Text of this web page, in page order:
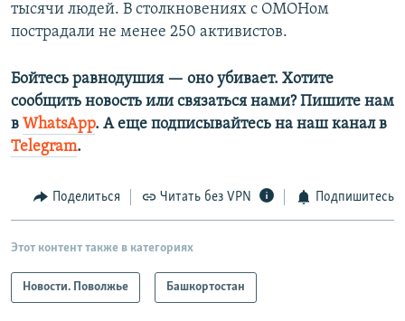
тысячи людей. В столкновениях с ОМОНом
пострадали не менее 250 активистов.
Бойтесь равнодушия — оно убивает. Хотите
сообщить новость или связаться нами? Пишите нам
в WhatsApp. А еще подписывайтесь на наш канал в
Telegram.
Поделиться Читать без VPN Подпишитесь
Этот контент также в категориях
Новости. Поволжье Башкортостан